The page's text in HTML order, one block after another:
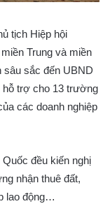
tịch Hiệp hội
Trung và miền
sắc đến UBND
hỗ trợ cho 13 trường
các doanh nghiệp
đều kiến nghị
nhận thuê đất,
lao động…